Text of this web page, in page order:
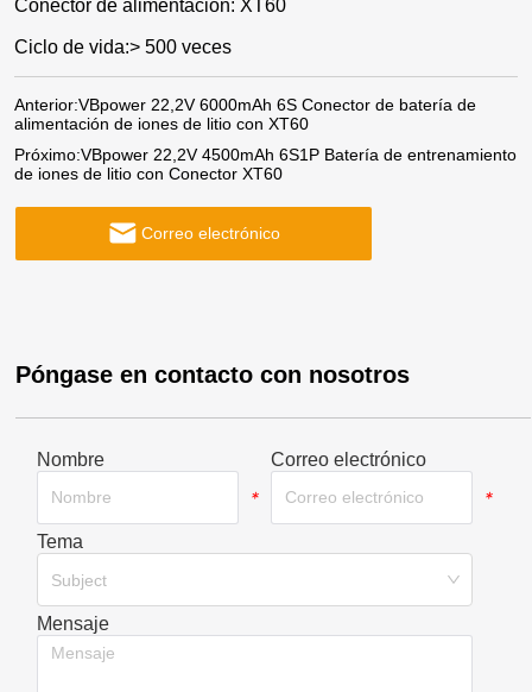
Conector de alimentación: XT60
Ciclo de vida:> 500 veces
Anterior:VBpower 22,2V 6000mAh 6S Conector de batería de
alimentación de iones de litio con XT60
Próximo:VBpower 22,2V 4500mAh 6S1P Batería de entrenamiento
de iones de litio con Conector XT60
Correo electrónico
Póngase en contacto con nosotros
Nombre
*
Correo electrónico
*
Tema
Subject
Mensaje